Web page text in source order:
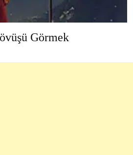
Görmek